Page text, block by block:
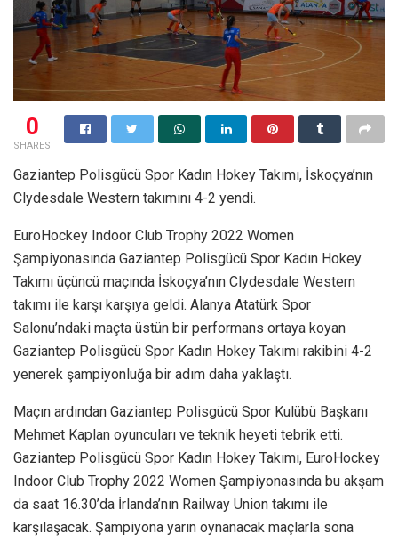
0
SHARES
Gaziantep Polisgücü Spor Kadın Hokey Takımı, İskoçya’nın
Clydesdale Western takımını 4-2 yendi.
EuroHockey Indoor Club Trophy 2022 Women
Şampiyonasında Gaziantep Polisgücü Spor Kadın Hokey
Takımı üçüncü maçında İskoçya’nın Clydesdale Western
takımı ile karşı karşıya geldi. Alanya Atatürk Spor
Salonu’ndaki maçta üstün bir performans ortaya koyan
Gaziantep Polisgücü Spor Kadın Hokey Takımı rakibini 4-2
yenerek şampiyonluğa bir adım daha yaklaştı.
Maçın ardından Gaziantep Polisgücü Spor Kulübü Başkanı
Mehmet Kaplan oyuncuları ve teknik heyeti tebrik etti.
Gaziantep Polisgücü Spor Kadın Hokey Takımı, EuroHockey
Indoor Club Trophy 2022 Women Şampiyonasında bu akşam
da saat 16.30’da İrlanda’nın Railway Union takımı ile
karşılaşacak. Şampiyona yarın oynanacak maçlarla sona